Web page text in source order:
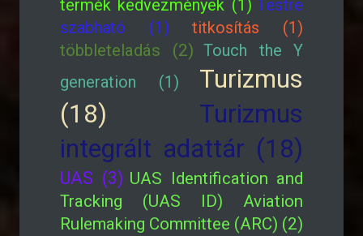
termék kedvezmények (1) Testre
szabható (1)
titkosítás (1)
többleteladás (2) Touch the Y
generation (1)
Turizmus
(18)
Turizmus
integrált adattár (18)
UAS (3) UAS Identification and
Tracking (UAS ID) Aviation
Rulemaking Committee (ARC) (2)